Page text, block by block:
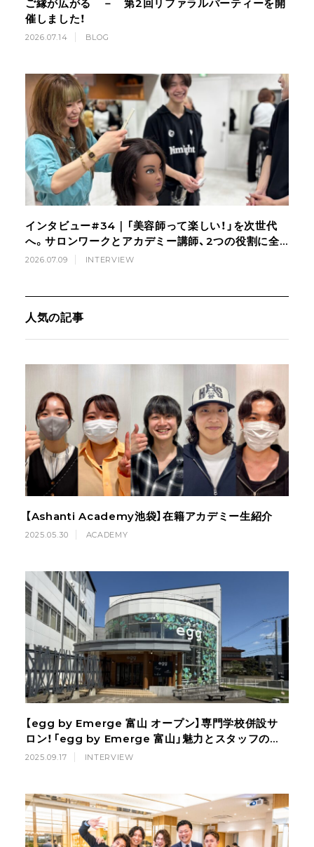
ご縁が広がる － 第2回リファラルパーティーを開
催しました！
2026.07.14 BLOG
インタビュー#34｜「美容師って楽しい！」を次世代
へ。サロンワークとアカデミー講師、2つの役割に全
力で向き合う美容師の挑戦
2026.07.09 INTERVIEW
人気の記事
【Ashanti Academy池袋】在籍アカデミー生紹介
2025.05.30 ACADEMY
【egg by Emerge 富山 オープン】専門学校併設サ
ロン！「egg by Emerge 富山」魅力とスタッフの想
い
2025.09.17 INTERVIEW